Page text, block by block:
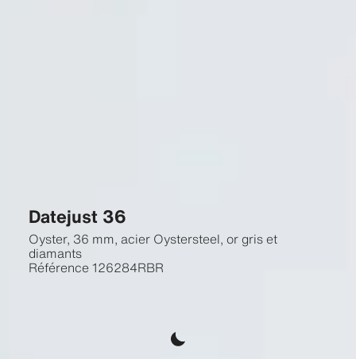
Datejust 36
Oyster, 36 mm, acier Oystersteel, or gris et
diamants
Référence126284RBR